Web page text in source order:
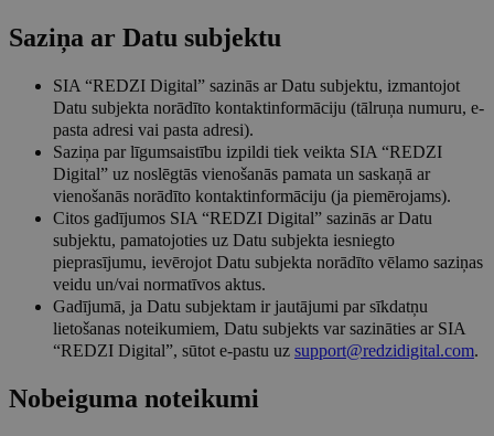
Saziņa ar Datu subjektu
SIA “REDZI Digital” sazinās ar Datu subjektu, izmantojot
Datu subjekta norādīto kontaktinformāciju (tālruņa numuru, e-
pasta adresi vai pasta adresi).
Saziņa par līgumsaistību izpildi tiek veikta SIA “REDZI
Digital” uz noslēgtās vienošanās pamata un saskaņā ar
vienošanās norādīto kontaktinformāciju (ja piemērojams).
Citos gadījumos SIA “REDZI Digital” sazinās ar Datu
subjektu, pamatojoties uz Datu subjekta iesniegto
pieprasījumu, ievērojot Datu subjekta norādīto vēlamo saziņas
veidu un/vai normatīvos aktus.
Gadījumā, ja Datu subjektam ir jautājumi par sīkdatņu
lietošanas noteikumiem, Datu subjekts var sazināties ar SIA
“REDZI Digital”, sūtot e-pastu uz support@redzidigital.com.
Nobeiguma noteikumi